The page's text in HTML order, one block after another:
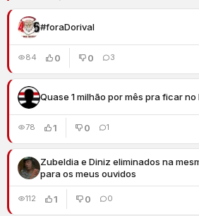
#foraDorival
84 0 0 3
Quase 1 milhão por mês pra ficar
78 1 0 1
Zubeldia e Diniz eliminados na
para os meus ouvidos
112 1 0 0